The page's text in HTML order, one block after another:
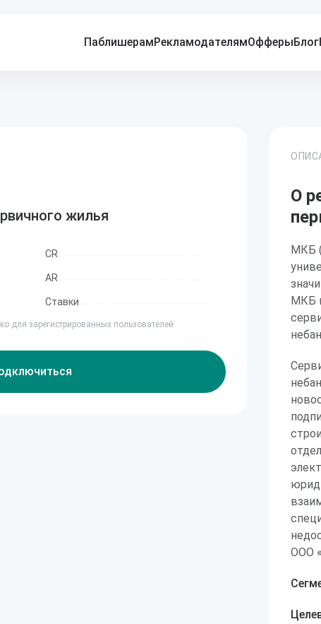
ПаблишерамРекламодателямОфферыБлог
жилья
CR
AR
Ставки
для зарегистрированных пользователей
О
МКБ
МКБ
ООО